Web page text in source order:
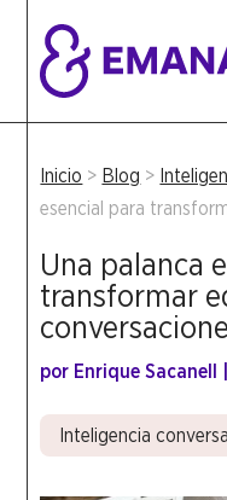
Inicio > Blog >
esencial para
Una palanca
transformar
por Enrique Sacanell
Inteligencia